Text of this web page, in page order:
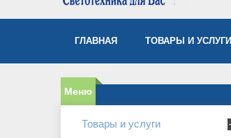
ГЛАВНАЯ ТОВАРЫ И УСЛУГИ
Товары и услуги